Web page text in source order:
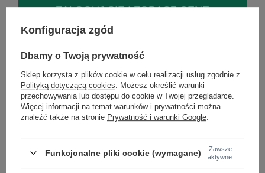
ZALOGUJ SIĘ I ZOBACZ CENĘ
Zadzwoń +48 601 547 740 Zadaj pytanie
skład materiału : 50% wiskoza, 30% nylon , 20%
elastan
sposób prania : pranie w pralce w 30°C
CCGPerfect
Konfiguracja zgód
Dbamy o Twoją prywatność
Sklep korzysta z plików cookie w celu realizacji usług zgodnie z
Polityką dotyczącą cookies . Możesz określić warunki
przechowywania lub dostępu do cookie w Twojej przeglądarce.
Więcej informacji na temat warunków i prywatności można
znaleźć także na stronie Prywatność i warunki Google
Funkcjonalne pliki cookie (wymagane)
Zawsze
aktywne